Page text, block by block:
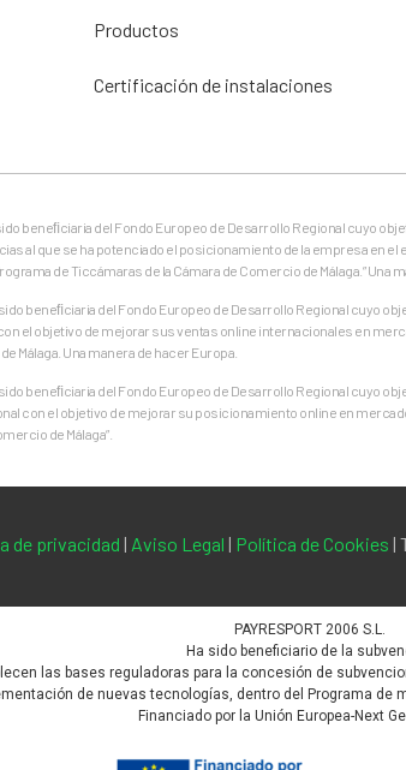
Productos
Certificación de instalaciones
beneﬁciaria del Fondo Europeo de Desarrollo Regional cuyo
al que se ha potenciado el posicionamiento de la empresa en
de Ticcámaras de la Cámara de Comercio de Málaga.” Una
sido beneﬁciaria del Fondo Europeo de Desarrollo Regional cuyo
el objetivo de mejorar sus ventas online internacionales en
Málaga. Una manera de hacer Europa.
sido beneﬁciaria del Fondo Europeo de Desarrollo Regional cuyo
con el objetivo de mejorar su posicionamiento online en
de Málaga”.
de privacidad | Aviso Legal | Política de Cookies |
PAYRESPORT 2006 S.L.
Ha sido beneficiario de la
las bases reguladoras para la concesión de
de nuevas tecnologías, dentro del Programa de
Financiado por la Unión Europea-Next